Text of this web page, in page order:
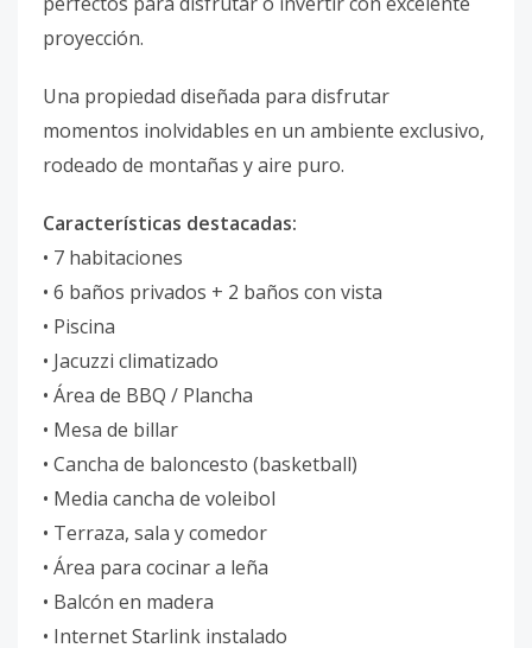
proyección.
Una propiedad diseñada para disfrutar
momentos inolvidables en un ambiente exclusivo,
rodeado de montañas y aire puro.
Características destacadas:
•⁠ ⁠7 habitaciones
•⁠ ⁠6 baños privados + 2 baños con vista
•⁠ ⁠Piscina
•⁠ ⁠Jacuzzi climatizado
•⁠ ⁠Área de BBQ / Plancha
•⁠ ⁠Mesa de billar
•⁠ ⁠Cancha de baloncesto (basketball)
•⁠ ⁠Media cancha de voleibol
•⁠ ⁠Terraza, sala y comedor
•⁠ ⁠Área para cocinar a leña
•⁠ ⁠Balcón en madera
•⁠ ⁠Internet Starlink instalado